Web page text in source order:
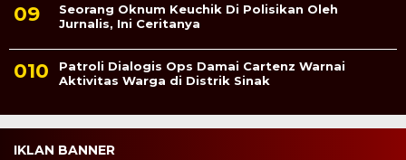
Seorang Oknum Keuchik Di Polisikan Oleh
Jurnalis, Ini Ceritanya
Patroli Dialogis Ops Damai Cartenz Warnai
Aktivitas Warga di Distrik Sinak
IKLAN BANNER